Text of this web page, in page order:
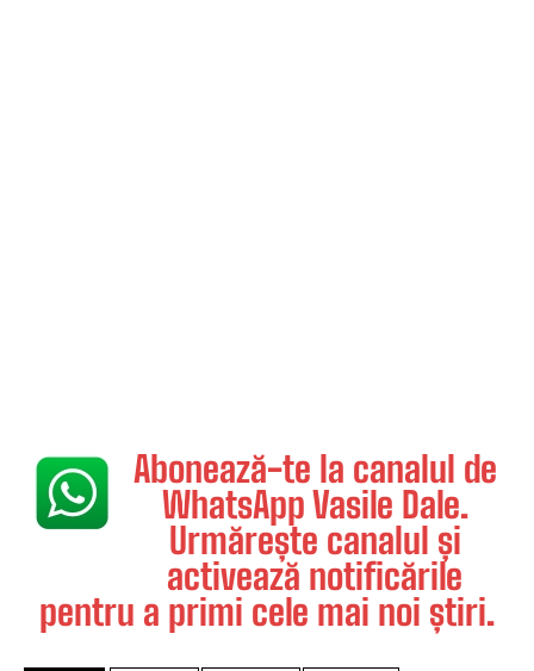
Abonează-te la canalul de
WhatsApp Vasile Dale.
Urmărește canalul și
activează notificările
pentru a primi cele mai noi știri.